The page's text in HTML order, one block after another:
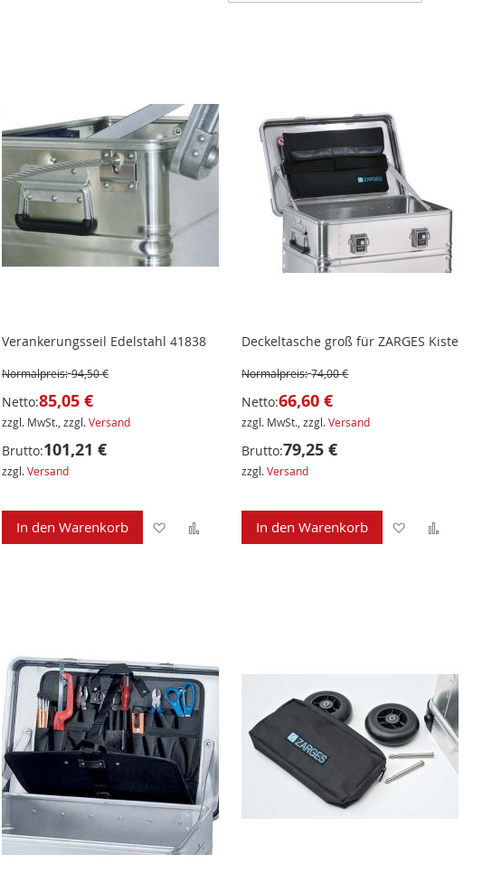
Verankerungsseil Edelstahl 41838
Normalpreis: 94,50 €
Netto:85,05 €
zzgl. MwSt., zzgl.Versand
Brutto:101,21 €
zzgl.Versand
In den Warenkorb
Zur
Deckeltasche groß für ZARGES Kiste
Normalpreis: 74,00 €
Netto:66,60 €
zzgl. MwSt., zzgl.Versand
Brutto:79,25 €
zzgl.Versand
In den Warenkorb
Zur